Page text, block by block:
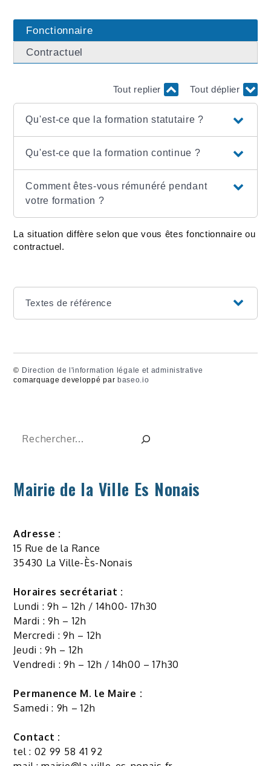
Fonctionnaire
Contractuel
Tout replier Tout déplier
Qu'est-ce que la formation statutaire ?
Qu'est-ce que la formation continue ?
Comment êtes-vous rémunéré pendant
votre formation ?
La situation diffère selon que vous êtes fonctionnaire ou
contractuel.
Textes de référence
© Direction de l'information légale et administrative
comarquage developpé par baseo.io
Rechercher
Mairie de la Ville Es Nonais
Adresse :
15 Rue de la Rance
35430 La Ville-Ès-Nonais
Horaires secrétariat :
Lundi : 9h – 12h / 14h00- 17h30
Mardi : 9h – 12h
Mercredi : 9h – 12h
Jeudi : 9h – 12h
Vendredi : 9h – 12h / 14h00 – 17h30
Permanence M. le Maire :
Samedi : 9h – 12h
Contact :
tel : 02 99 58 41 92